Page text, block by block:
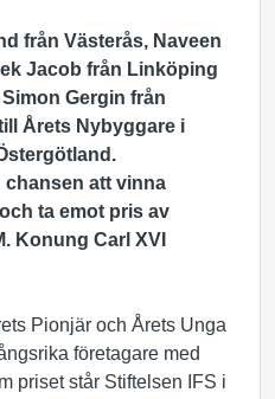
från Västerås, Naveen
Jacob från Linköping
Gergin från
Årets Nybyggare i
chansen att vinna
ta emot pris av
Konung Carl XVI
Pionjär och Årets Unga
företagare med
priset står Stiftelsen IFS i